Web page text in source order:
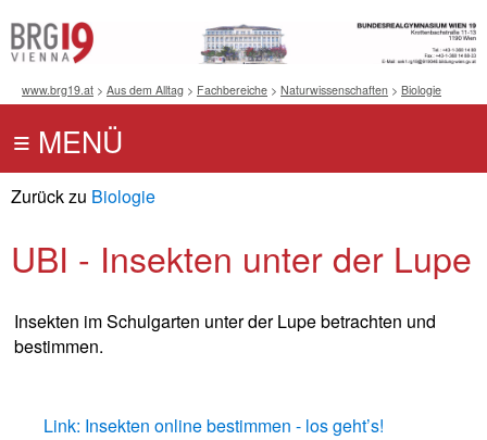
www.brg19.at > Aus dem Alltag > Fachbereiche > Naturwissenschaften > Biologie
Zurück zu Biologie
UBI - Insekten unter der Lupe
Insekten im Schulgarten unter der Lupe betrachten und
bestimmen.
Link: Insekten online bestimmen - los geht’s!